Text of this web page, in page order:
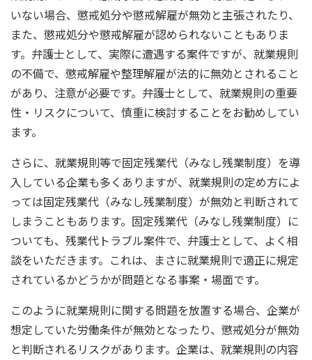
いない場合、懲戒処分や懲戒解雇が無効と主張されたり、
また、懲戒処分や懲戒解雇が認められないこともありま
す。弁護士として、実際に遭遇する案件ですが、就業規則
の不備で、懲戒解雇や整理解雇が法的に無効とされること
があり、注意が必要です。弁護士として、就業規則の重要
性・リスクについて、慎重に検討することをお勧めしてい
ます。
さらに、就業規則等で固定残業代（みなし残業制度）を導
入している企業も多くありますが、就業規則の定め方によ
っては固定残業代（みなし残業制度）が無効と判断されて
しまうこともあります。固定残業代（みなし残業制度）に
ついても、残業代トラブル案件で、弁護士として、よく相
談をいただきます。これは、まさに就業規則で適正に規定
されているかどうかが問題となる事案・場面です。
このように就業規則に関する問題を放置する場合、企業が
想定していた労働条件が無効となったり、懲戒処分が無効
と判断されるリスクがあります。企業は、就業規則の内容